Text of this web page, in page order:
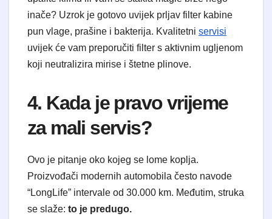
inače? Uzrok je gotovo uvijek prljav filter kabine
pun vlage, prašine i bakterija. Kvalitetni servisi
uvijek će vam preporučiti filter s aktivnim ugljenom
koji neutralizira mirise i štetne plinove.
4. Kada je pravo vrijeme
za mali servis?
Ovo je pitanje oko kojeg se lome koplja.
Proizvođači modernih automobila često navode
“LongLife” intervale od 30.000 km. Međutim, struka
se slaže: to je predugo.